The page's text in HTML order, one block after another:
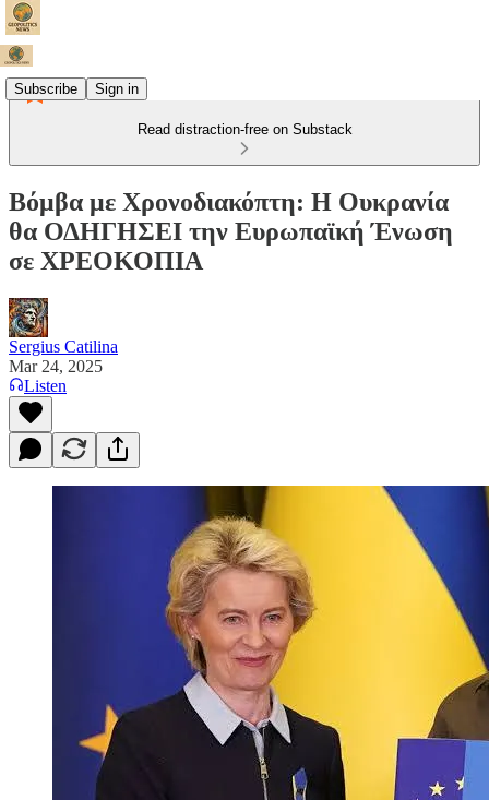
Subscribe Sign in
Read distraction-free on Substack
Βόμβα με Χρονοδιακόπτη: Η Ουκρανία
θα ΟΔΗΓΗΣΕΙ την Ευρωπαϊκή Ένωση
σε ΧΡΕΟΚΟΠΙΑ
Sergius Catilina
Mar 24, 2025
Listen